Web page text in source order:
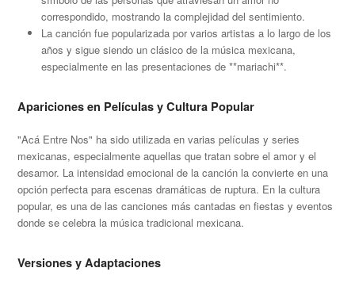
correspondido, mostrando la complejidad del sentimiento.
La canción fue popularizada por varios artistas a lo largo de los
años y sigue siendo un clásico de la música mexicana,
especialmente en las presentaciones de **mariachi**.
Apariciones en Películas y Cultura Popular
"Acá Entre Nos" ha sido utilizada en varias películas y series
mexicanas, especialmente aquellas que tratan sobre el amor y el
desamor. La intensidad emocional de la canción la convierte en una
opción perfecta para escenas dramáticas de ruptura. En la cultura
popular, es una de las canciones más cantadas en fiestas y eventos
donde se celebra la música tradicional mexicana.
Versiones y Adaptaciones